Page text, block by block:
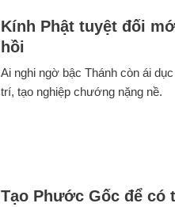
Kính Phật tuyệt đối
hồi
Ai nghi ngờ bậc Thánh còn ái
trí, tạo nghiệp chướng nặng nề.
Tạo Phước Gốc để